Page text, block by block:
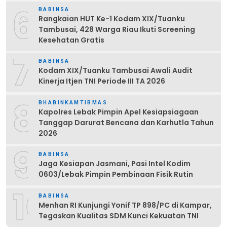
6 BABINSA
Rangkaian HUT Ke-1 Kodam XIX/Tuanku
Tambusai, 428 Warga Riau Ikuti Screening
Kesehatan Gratis
7 BABINSA
Kodam XIX/Tuanku Tambusai Awali Audit
Kinerja Itjen TNI Periode III TA 2026
8 BHABINKAMTIBMAS
Kapolres Lebak Pimpin Apel Kesiapsiagaan
Tanggap Darurat Bencana dan Karhutla Tahun
2026
9 BABINSA
Jaga Kesiapan Jasmani, Pasi Intel Kodim
0603/Lebak Pimpin Pembinaan Fisik Rutin
10BABINSA
Menhan RI Kunjungi Yonif TP 898/PC di Kampar,
Tegaskan Kualitas SDM Kunci Kekuatan TNI